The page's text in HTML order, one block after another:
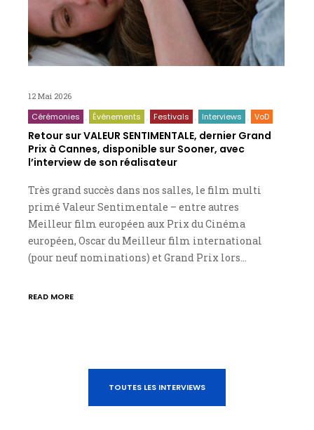
12 Mai 2026
Cérémonies Événements Festivals Interviews VoD
Retour sur VALEUR SENTIMENTALE, dernier Grand
Prix à Cannes, disponible sur Sooner, avec
l’interview de son réalisateur
Très grand succès dans nos salles, le film multi
primé Valeur Sentimentale – entre autres
Meilleur film européen aux Prix du Cinéma
européen, Oscar du Meilleur film international
(pour neuf nominations) et Grand Prix lors…
READ MORE
TOUTES LES INTERVIEWS